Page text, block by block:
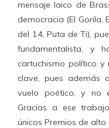
mensaje laico de
democracia (El Gorila,
del 14, Puta de Ti),
fundamentalista, y
cartuchismo político y
clave, pues además
vuelo poético, y no
Gracias a ese
únicos Premios de alto